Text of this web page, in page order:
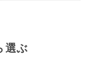
選ぶ